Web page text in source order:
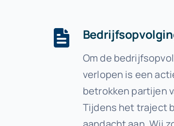
Om de
verlopen is een
betrokken partijen
Tijdens het traject